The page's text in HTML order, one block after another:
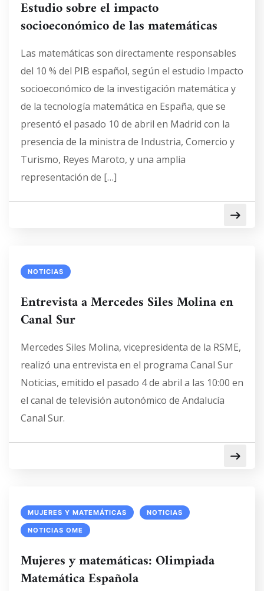
Estudio sobre el impacto
socioeconómico de las matemáticas
Las matemáticas son directamente responsables
del 10 % del PIB español, según el estudio Impacto
socioeconómico de la investigación matemática y
de la tecnología matemática en España, que se
presentó el pasado 10 de abril en Madrid con la
presencia de la ministra de Industria, Comercio y
Turismo, Reyes Maroto, y una amplia
representación de […]
NOTICIAS
Entrevista a Mercedes Siles Molina en
Canal Sur
Mercedes Siles Molina, vicepresidenta de la RSME,
realizó una entrevista en el programa Canal Sur
Noticias, emitido el pasado 4 de abril a las 10:00 en
el canal de televisión autonómico de Andalucía
Canal Sur.
MUJERES Y MATEMÁTICAS NOTICIAS
NOTICIAS OME
Mujeres y matemáticas: Olimpiada
Matemática Española